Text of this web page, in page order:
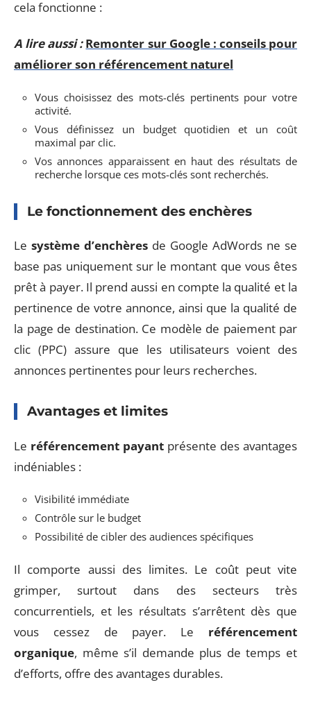
cela fonctionne :
A lire aussi : Remonter sur Google : conseils pour
améliorer son référencement naturel
Vous choisissez des mots-clés pertinents pour votre
activité.
Vous définissez un budget quotidien et un coût
maximal par clic.
Vos annonces apparaissent en haut des résultats de
recherche lorsque ces mots-clés sont recherchés.
Le fonctionnement des enchères
Le système d’enchères de Google AdWords ne se
base pas uniquement sur le montant que vous êtes
prêt à payer. Il prend aussi en compte la qualité et la
pertinence de votre annonce, ainsi que la qualité de
la page de destination. Ce modèle de paiement par
clic (PPC) assure que les utilisateurs voient des
annonces pertinentes pour leurs recherches.
Avantages et limites
Le référencement payant présente des avantages
indéniables :
Visibilité immédiate
Contrôle sur le budget
Possibilité de cibler des audiences spécifiques
Il comporte aussi des limites. Le coût peut vite
grimper, surtout dans des secteurs très
concurrentiels, et les résultats s’arrêtent dès que
vous cessez de payer. Le référencement
organique, même s’il demande plus de temps et
d’efforts, offre des avantages durables.